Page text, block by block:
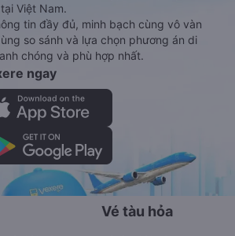
Việt Nam.
tin đầy đủ, minh bạch cùng vô vàn
so sánh và lựa chọn phương án di
chóng và phù hợp nhất.
ngay
Vé tàu hỏa